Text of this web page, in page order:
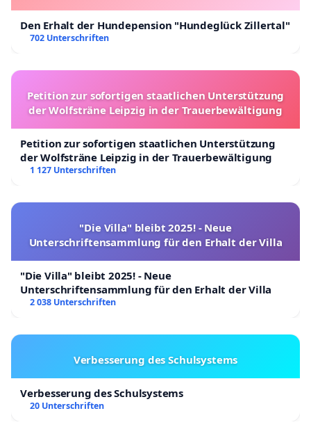
Den Erhalt der Hundepension "Hundeglück Zillertal"
702 Unterschriften
Petition zur sofortigen staatlichen Unterstützung
der Wolfsträne Leipzig in der Trauerbewältigung
Petition zur sofortigen staatlichen Unterstützung
der Wolfsträne Leipzig in der Trauerbewältigung
1 127 Unterschriften
"Die Villa" bleibt 2025! - Neue
Unterschriftensammlung für den Erhalt der Villa
"Die Villa" bleibt 2025! - Neue
Unterschriftensammlung für den Erhalt der Villa
2 038 Unterschriften
Verbesserung des Schulsystems
Verbesserung des Schulsystems
20 Unterschriften